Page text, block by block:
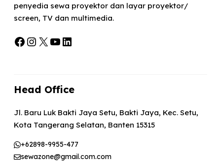
penyedia sewa proyektor dan layar proyektor/
screen, TV dan multimedia.
Facebook
Instagram
X YouTube
LinkedIn
Head Office
Jl. Baru Luk Bakti Jaya Setu, Bakti Jaya, Kec. Setu,
Kota Tangerang Selatan, Banten 15315
+62898-9955-477
sewazone@gmail.com.com